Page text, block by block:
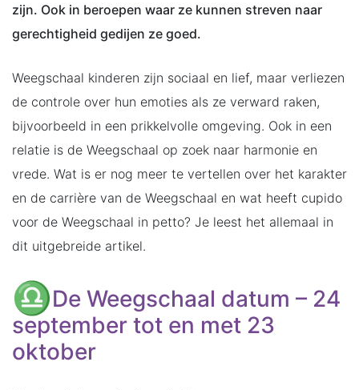
zijn. Ook in beroepen waar ze kunnen streven naar
gerechtigheid gedijen ze goed.
Weegschaal kinderen zijn sociaal en lief, maar verliezen
de controle over hun emoties als ze verward raken,
bijvoorbeeld in een prikkelvolle omgeving. Ook in een
relatie is de Weegschaal op zoek naar harmonie en
vrede. Wat is er nog meer te vertellen over het karakter
en de carrière van de Weegschaal en wat heeft cupido
voor de Weegschaal in petto? Je leest het allemaal in
dit uitgebreide artikel.
De Weegschaal datum – 24
september tot en met 23
oktober